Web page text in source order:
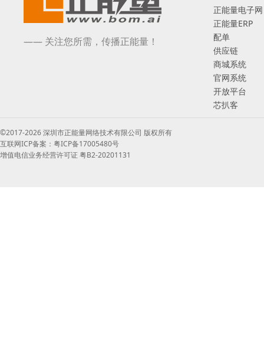
—— 关注您所需，传播正能量！
正能量电子网
正能量ERP
配单
供应链
商城系统
官网系统
开放平台
芯扒客
©2017-2026 深圳市正能量网络技术有限公司 版权所有
互联网ICP备案：粤ICP备17005480号
增值电信业务经营许可证 粤B2-20201131